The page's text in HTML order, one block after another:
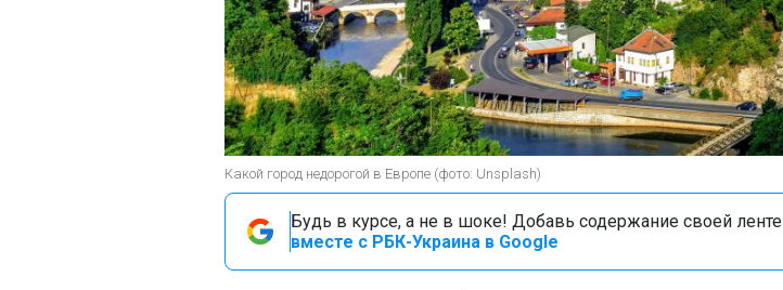
Какой город недорогой в Европе (фото: Unsplash)
Будь в курсе, а не в шоке! Добавь содержание своей ленте
вместе с РБК-Украина в Google